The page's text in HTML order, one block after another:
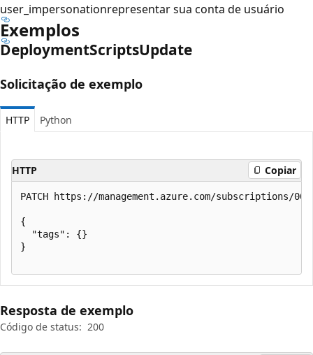
user_impersonationrepresentar sua conta de usuário
Exemplos
DeploymentScriptsUpdate
Solicitação de exemplo
HTTP Python
HTTP Copiar
PATCH https://management.azure.com/subscriptions/
{
  "tags": {}
}
Resposta de exemplo
Código de status: 200